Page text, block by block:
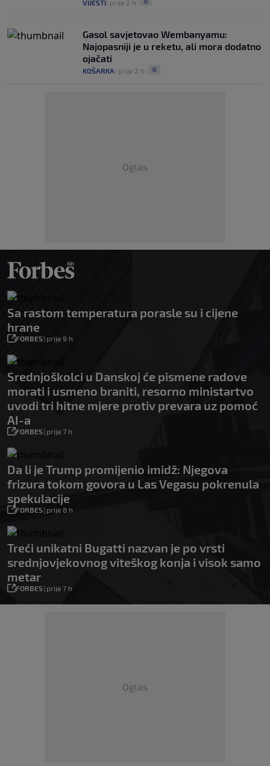
VIJESTI prije 2 h
Gasol savjetovao Wembanyamu:
Najopasniji je u reketu, ali mora dodatno
ojačati
KOŠARKA prije 2 h 0
Oglas
Sa rastom temperatura porasle su i cijene
hrane
FORBES| prije 9 h
Srednjoškolci u Danskoj će pismene radove
morati i usmeno braniti, resorno ministartvo
uvodi tri hitne mjere protiv prevara uz pomoć
AI-a
FORBES| prije 7 h
Da li je Trump promijenio imidž: Njegova
frizura tokom govora u Las Vegasu pokrenula
spekulacije
FORBES| prije 8 h
Treći unikatni Bugatti nazvan je po vrsti
srednjovjekovnog viteškog konja i visok samo
metar
FORBES| prije 7 h
Oglas